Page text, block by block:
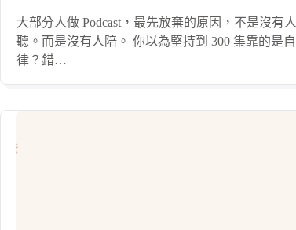
大部分人做 Podcast，最先放棄的原因，不是沒有人
聽。而是沒有人陪。 你以為堅持到 300 集靠的是自
律？錯…